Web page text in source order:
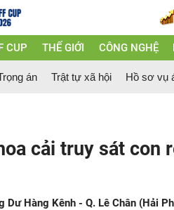
CUP THẾ GIỚI CÔNG NGHỆ
án Trật tự xã hội Hồ sơ vụ
cải truy sát con
Hàng Kênh - Q. Lê Chân (Hải